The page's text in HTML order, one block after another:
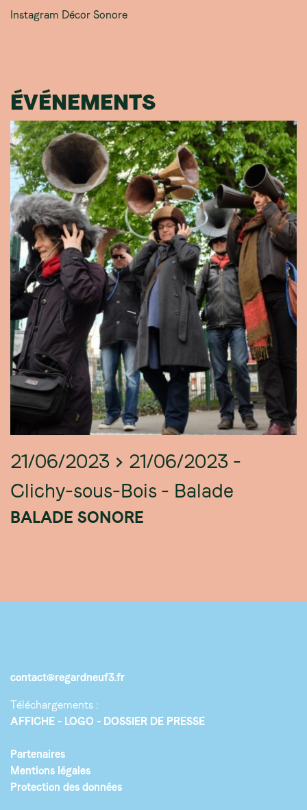
Instagram Décor Sonore
ÉVÉNEMENTS
21/06/2023 > 21/06/2023 -
Clichy-sous-Bois - Balade
BALADE SONORE
contact@regardneuf3.fr
Téléchargements :
AFFICHE
LOGO DOSSIER DE PRESSE
Partenaires
Mentions légales
Protection des données